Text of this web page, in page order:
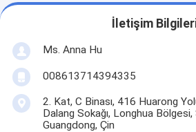
İletişim
Ms. Anna Hu
008613714394335
2. Kat, C Binası, 416 Huarong
Dalang Sokağı, Longhua
Guangdong, Çin